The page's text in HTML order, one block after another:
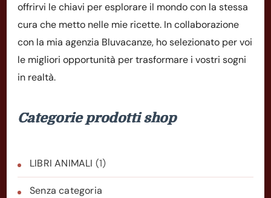
offrirvi le chiavi per esplorare il mondo con la stessa
cura che metto nelle mie ricette. In collaborazione
con la mia agenzia Bluvacanze, ho selezionato per voi
le migliori opportunità per trasformare i vostri sogni
in realtà.
Categorie prodotti shop
LIBRI ANIMALI (1)
Senza categoria